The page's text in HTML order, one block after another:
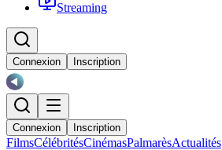
Streaming
Connexion Inscription
Connexion Inscription
FilmsCélébritésCinémasPalmarèsActualités